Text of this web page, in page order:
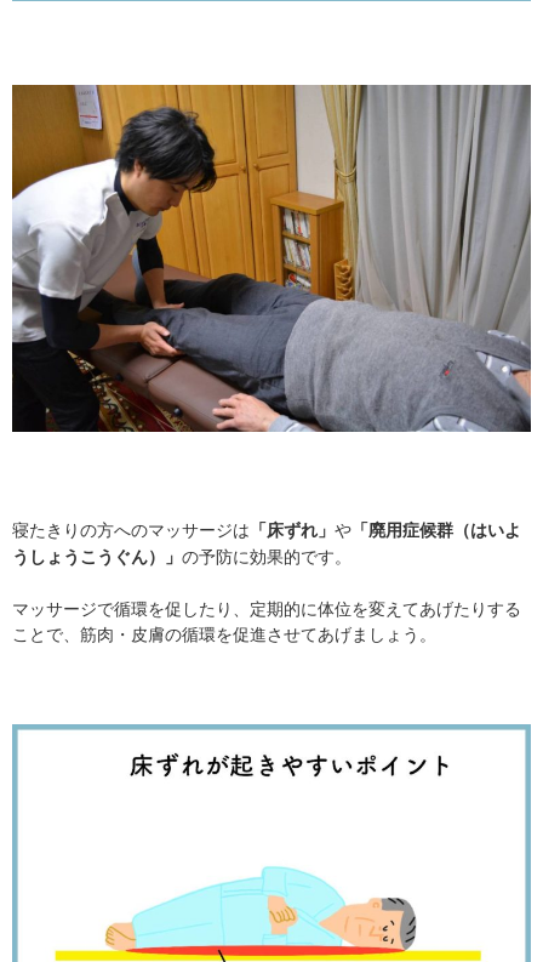
寝たきりの方へのマッサージは 「床ずれ」 や 「廃用症候群（はいよ
うしょうこうぐん）」 の予防に効果的です。
マッサージで循環を促したり、定期的に体位を変えてあげたりする
ことで、筋肉・皮膚の循環を促進させてあげましょう。